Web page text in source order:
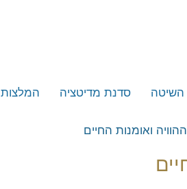
השיטה סדנת מדיטציה
המלצות
ואומנות החיים